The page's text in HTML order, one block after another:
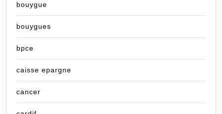
bouygue
bouygues
bpce
caisse epargne
cancer